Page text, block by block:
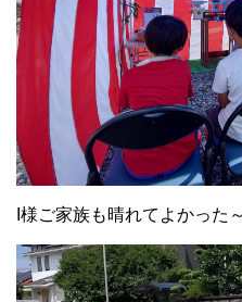
I様ご家族も晴れてよかっ